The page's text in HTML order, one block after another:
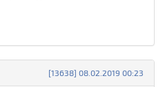
[13638] 08.02.2019 00:23